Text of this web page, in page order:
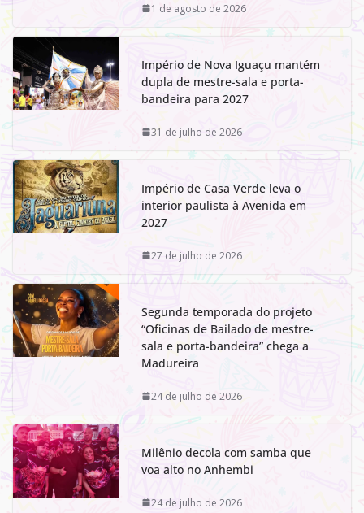
1 de agosto de 2026
Império de Nova Iguaçu mantém
dupla de mestre-sala e porta-
bandeira para 2027
31 de julho de 2026
Império de Casa Verde leva o
interior paulista à Avenida em
2027
27 de julho de 2026
Segunda temporada do projeto
“Oficinas de Bailado de mestre-
sala e porta-bandeira” chega a
Madureira
24 de julho de 2026
Milênio decola com samba que
voa alto no Anhembi
24 de julho de 2026